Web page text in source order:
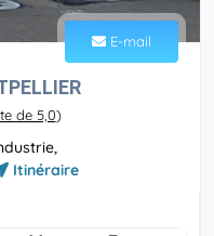
E-mail
de 5,0)
Itinéraire